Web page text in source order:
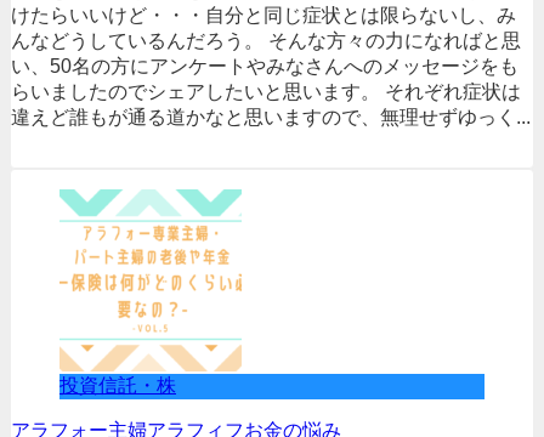
けたらいいけど・・・自分と同じ症状とは限らないし、み
んなどうしているんだろう。 そんな方々の力になればと思
い、50名の方にアンケートやみなさんへのメッセージをも
らいましたのでシェアしたいと思います。 それぞれ症状は
違えど誰もが通る道かなと思いますので、無理せずゆっく...
投資信託・株
アラフォー主婦アラフィフ お金の悩み